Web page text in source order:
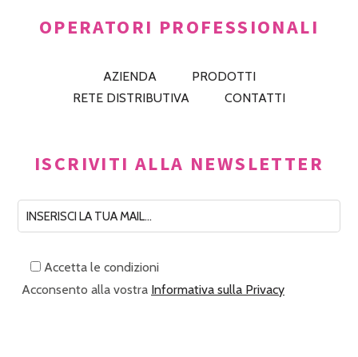
OPERATORI PROFESSIONALI
AZIENDA
PRODOTTI
RETE DISTRIBUTIVA
CONTATTI
ISCRIVITI ALLA NEWSLETTER
Accetta le condizioni
Acconsento alla vostra Informativa sulla Privacy